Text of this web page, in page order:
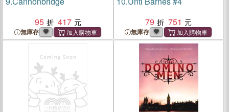
95
417
無庫存
79
751
無庫存